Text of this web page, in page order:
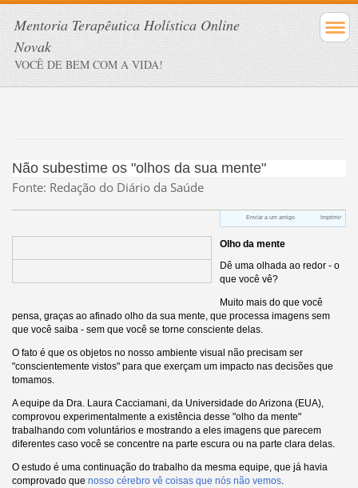
Mentoria Terapêutica Holística Online
Novak
VOCÊ DE BEM COM A VIDA!
Não subestime os "olhos da sua mente"
Fonte: Redação do Diário da Saúde
Enviar a um amigo Imprimir
Olho da mente
Dê uma olhada ao redor - o
que você vê?
Muito mais do que você
pensa, graças ao afinado olho da sua mente, que processa imagens sem
que você saiba - sem que você se torne consciente delas.
O fato é que os objetos no nosso ambiente visual não precisam ser
"conscientemente vistos" para que exerçam um impacto nas decisões que
tomamos.
A equipe da Dra. Laura Cacciamani, da Universidade do Arizona (EUA),
comprovou experimentalmente a existência desse "olho da mente"
trabalhando com voluntários e mostrando a eles imagens que parecem
diferentes caso você se concentre na parte escura ou na parte clara delas.
O estudo é uma continuação do trabalho da mesma equipe, que já havia
comprovado que nosso cérebro vê coisas que nós não vemos.